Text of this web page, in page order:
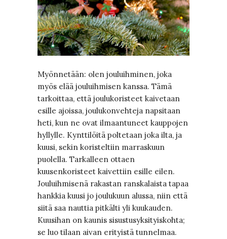
Myönnetään: olen jouluihminen, joka
myös elää jouluihmisen kanssa. Tämä
tarkoittaa, että joulukoristeet kaivetaan
esille ajoissa, joulukonvehteja napsitaan
heti, kun ne ovat ilmaantuneet kauppojen
hyllylle. Kynttilöitä poltetaan joka ilta, ja
kuusi, sekin koristeltiin marraskuun
puolella. Tarkalleen ottaen
kuusenkoristeet kaivettiin esille eilen.
Jouluihmisenä rakastan ranskalaista tapaa
hankkia kuusi jo joulukuun alussa, niin että
siitä saa nauttia pitkälti yli kuukauden.
Kuusihan on kaunis sisustusyksityiskohta;
se luo tilaan aivan erityistä tunnelmaa.